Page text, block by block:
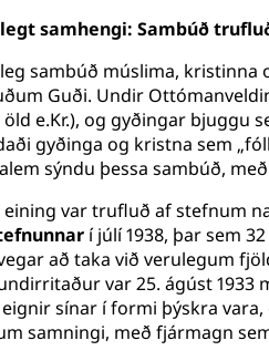
samhengi: Sambúð
sambúð múslima, kristinna
Guði. Undir
öld e.Kr.), og gyðingar
gyðinga og kristna sem
sýndu þessa sambúð,
eining var trufluð af stefnum
í júlí 1938, þar sem
að taka við verulegum
var 25. ágúst 1933
sínar í formi þýskra
samningi, með fjármagn